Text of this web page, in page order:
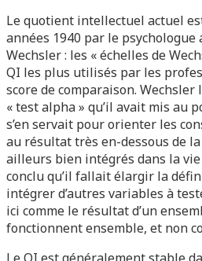
Le quotient intellectuel actuel
années 1940 par le psychologue
Wechsler : les « échelles de
QI les plus utilisés par les
score de comparaison. Wechsler
« test alpha » qu’il avait mis au
s’en servait pour orienter les
au résultat très en-dessous de
ailleurs bien intégrés dans la vie
conclu qu’il fallait élargir la
intégrer d’autres variables à
ici comme le résultat d’un
fonctionnent ensemble, et non